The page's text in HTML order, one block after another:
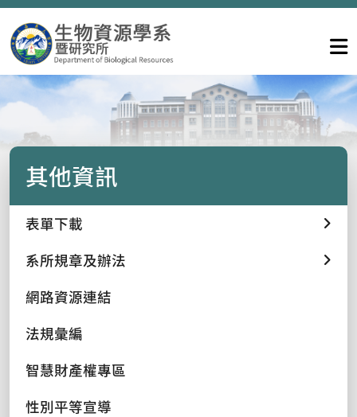
其他資訊
表單下載
系所規章及辦法
網路資源連結
法規彙編
智慧財產權專區
性別平等宣導